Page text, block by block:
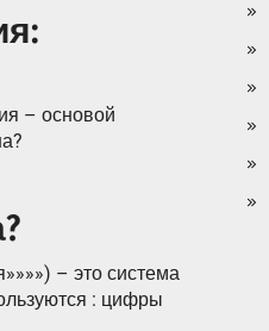
– основой
– это система
: цифры